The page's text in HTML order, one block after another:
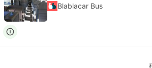
Blablacar Bus